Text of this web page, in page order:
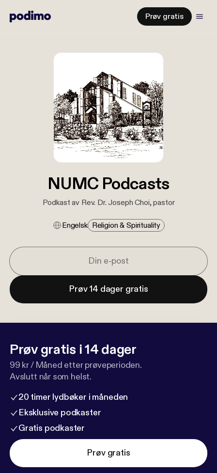
Prøv gratis
NUMC Podcasts
Podkast av Rev. Dr. Joseph Choi, pastor
Engelsk Religion & Spirituality
Prøv 14 dager gratis
Prøv gratis i 14 dager
99 kr / Måned etter prøveperioden.
Avslutt når som helst.
20 timer lydbøker i måneden
Eksklusive podkaster
Gratis podkaster
Prøv gratis